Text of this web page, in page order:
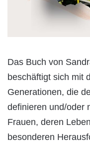
Das Buch von
beschäftigt sich mit
Generationen, die
definieren und/oder
Frauen, deren
besonderen